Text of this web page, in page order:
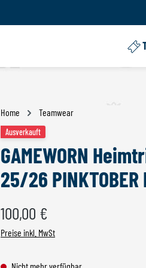
Home Teamwear
Ausverkauft
GAMEWORN
25/26
Regulärer Preis:
100,00 €
Preise inkl. MwSt